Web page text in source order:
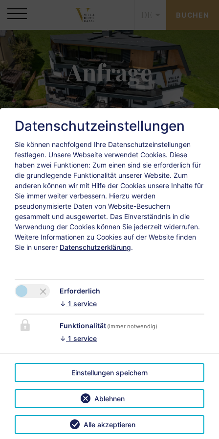
BUCHEN
Anfrage
Anfrage
KONTAKT
Gerlinde Erler
Zellbergeben 41
info@villa-
Bitte aktivieren Sie in den
Cookie Einstellungen die
Option "Funktionalität"
für die korrekte Map-
Darstellung
Impressum|Datenschutz|Reiseversicherungsvertrag widerrufen
Datenschutzeinstellungen
Sie können nachfolgend Ihre Datenschutzeinstellungen
festlegen. Unsere Webseite verwendet Cookies. Diese
haben zwei Funktionen: Zum einen sind sie erforderlich für
die grundlegende Funktionalität unserer Website. Zum
anderen können wir mit Hilfe der Cookies unsere Inhalte für
Sie immer weiter verbessern. Hierzu werden
pseudonymisierte Daten von Website-Besuchern
gesammelt und ausgewertet. Das Einverständnis in die
Verwendung der Cookies können Sie jederzeit widerrufen.
Weitere Informationen zu Cookies auf der Website finden
Sie in unserer Datenschutzerklärung.
Erforderlich
↓ 1 service
Funktionalität (immer notwendig)
↓ 1 service
Ablehnen
Einstellungen speichern
Alle akzeptieren